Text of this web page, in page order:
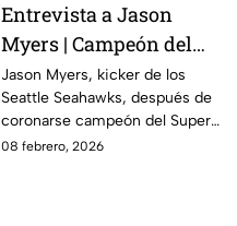
Entrevista a Jason
Myers | Campeón del
Super Bowl LX con los
Seahawks
Jason Myers, kicker de los
Seattle Seahawks, después de
coronarse campeón del Super
Bowl LX .
08 febrero, 2026